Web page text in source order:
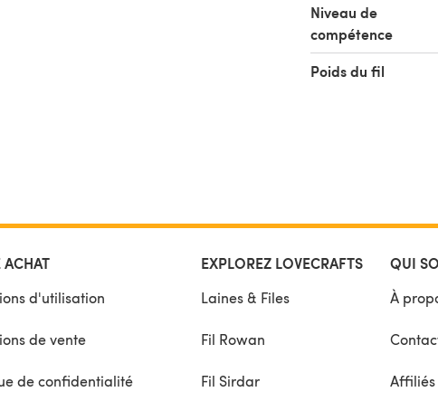
Niveau de
compétence
Poids du fil
ACHAT
d'utilisation
de vente
de confidentialité
EXPLOREZ LOVECRAFTS
Laines & Files
Fil Rowan
Fil Sirdar
QUI
À
Affiliés